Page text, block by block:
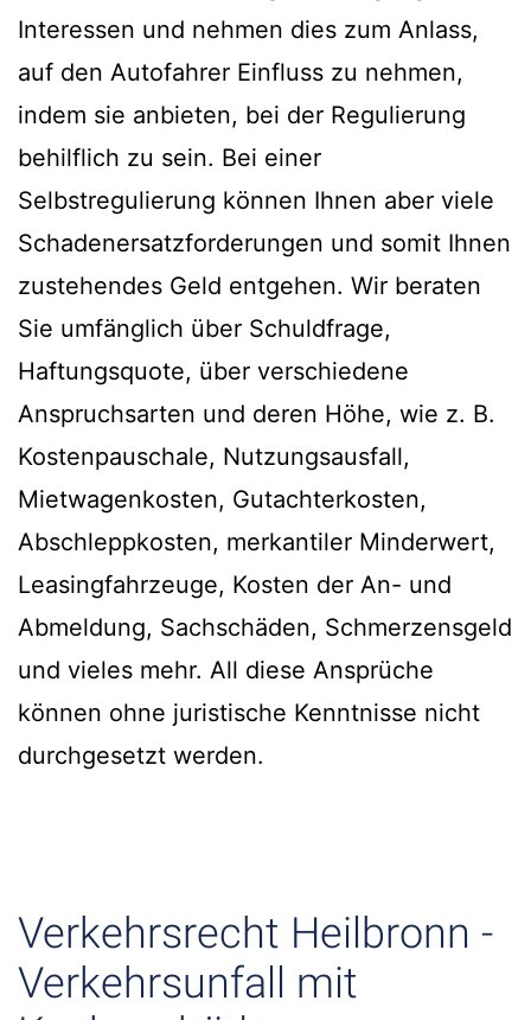
Interessen und nehmen dies zum Anlass,
auf den Autofahrer Einfluss zu nehmen,
indem sie anbieten, bei der Regulierung
behilflich zu sein. Bei einer
Selbstregulierung können Ihnen aber viele
Schadenersatzforderungen und somit Ihnen
zustehendes Geld entgehen. Wir beraten
Sie umfänglich über Schuldfrage,
Haftungsquote, über verschiedene
Anspruchsarten und deren Höhe, wie z. B.
Kostenpauschale, Nutzungsausfall,
Mietwagenkosten, Gutachterkosten,
Abschleppkosten, merkantiler Minderwert,
Leasingfahrzeuge, Kosten der An- und
Abmeldung, Sachschäden, Schmerzensgeld
und vieles mehr. All diese Ansprüche
können ohne juristische Kenntnisse nicht
durchgesetzt werden.
Verkehrsrecht Heilbronn -
Verkehrsunfall mit